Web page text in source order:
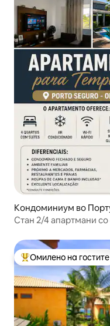
Кондоминиум во
Меѓу најуспешните
Омилено на гостите